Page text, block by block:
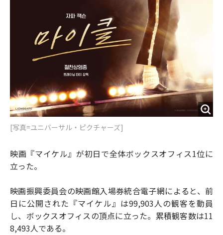
[写真=ユニバーサル・ピクチャーズ]
映画『マイケル』が初日で全体ボックスオフィス1位に
立った。
映画振興委員会の映画館入場券統合電子網によると、前
日に公開された『マイケル』は99,903人の観客を動員
し、ボックスオフィスの頂点に立った。累積観客数は11
8,493人である。